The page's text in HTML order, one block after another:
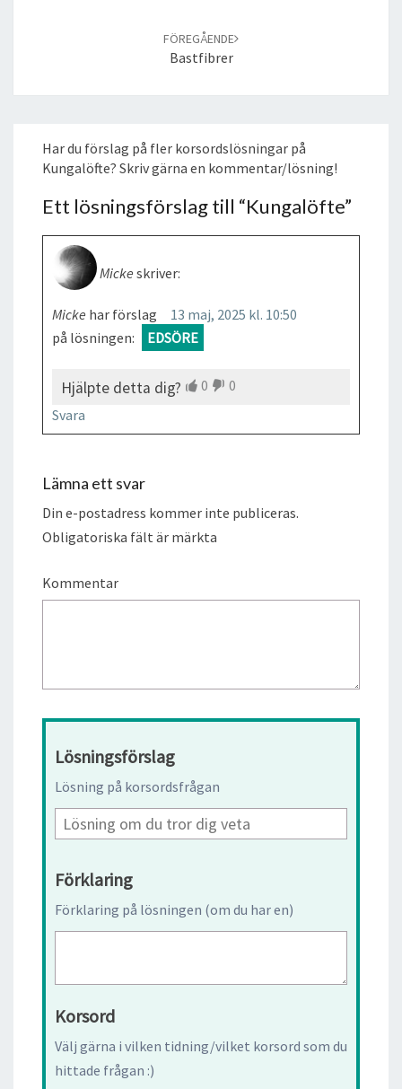
FÖREGÅENDE
Bastfibrer
Har du förslag på fler korsordslösningar på
Kungalöfte? Skriv gärna en kommentar/lösning!
Ett lösningsförslag till “Kungalöfte”
Micke skriver:
13 maj, 2025 kl. 10:50
Micke har förslag
på lösningen:
EDSÖRE
Hjälpte detta dig? 0
0
Svara
Lämna ett svar
Din e-postadress kommer inte publiceras.
Obligatoriska fält är märkta
Kommentar
Lösningsförslag
Lösning på korsordsfrågan
Förklaring
Förklaring på lösningen (om du har en)
Korsord
Välj gärna i vilken tidning/vilket korsord som du
hittade frågan :)